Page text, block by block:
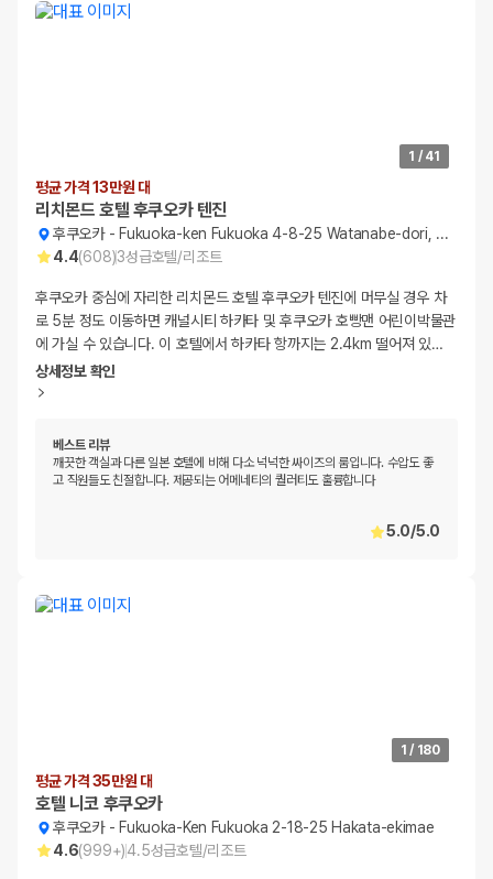
1 / 41
평균 가격 13만원 대
리치몬드 호텔 후쿠오카 텐진
후쿠오카- Fukuoka-ken Fukuoka 4-8-25 Watanabe-dori, Chuo-ku
4.4(608)3성급호텔/리조트
후쿠오카 중심에 자리한 리치몬드 호텔 후쿠오카 텐진에 머무실 경우 차
로 5분 정도 이동하면 캐널시티 하카타 및 후쿠오카 호빵맨 어린이박물관
에 가실 수 있습니다. 이 호텔에서 하카타 항까지는 2.4km 떨어져 있…
상세정보 확인
베스트 리뷰
깨끗한 객실과 다른 일본 호텔에 비해 다소 넉넉한 싸이즈의 룸입니다. 수압도 좋
고 직원들도 친절합니다. 제공되는 어메네티의 퀄러티도 훌륭합니다
5.0/5.0
1 / 180
평균 가격 35만원 대
호텔 니코 후쿠오카
후쿠오카- Fukuoka-Ken Fukuoka 2-18-25 Hakata-ekimae
4.6(999+)4.5성급호텔/리조트